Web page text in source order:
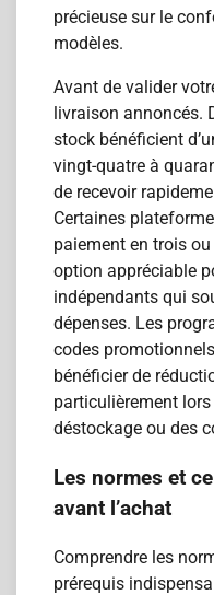
précieuse sur le
modèles.
Avant de valider
livraison annoncés.
stock bénéficient
vingt-quatre à
de recevoir
Certaines
paiement en trois
option appréciable
indépendants qui
dépenses. Les
codes
bénéficier de
particulièrement
déstockage ou des
Les normes et
avant l’achat
Comprendre les
prérequis